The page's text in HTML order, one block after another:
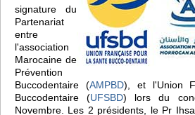
signature du
Partenariat
entre
l'association
Marocaine de
Prévention
Buccodentaire (AMPBD), et l'Union
Buccodentaire (UFSBD) lors du
Novembre. Les 2 présidents, le Pr